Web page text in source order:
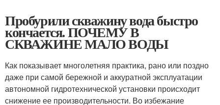
Пробурили скважину вода быстро
кончается. ПОЧЕМУ В
СКВАЖИНЕ МАЛО ВОДЫ
Как показывает многолетняя практика, рано или поздно
даже при самой бережной и аккуратной эксплуатации
автономной гидротехнической установки происходит
снижение ее производительности. Во избежание